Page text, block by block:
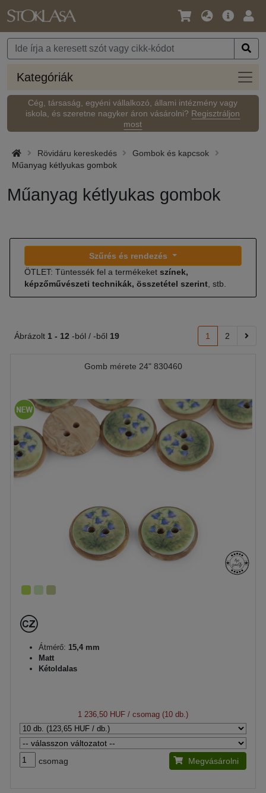
Nyelv
Pénznem
Fő
Kategóriák
Cég, társaság, egyéni vállalkozó, állami intézmény vagy
iskola, és szeretne nagyker áron vásárolni? Regisztráljon
most
Rövidáru kereskedés
Gombok és kapcsok
Műanyag kétlyukas gombok
Műanyag kétlyukas gombok
Szűrés és rendezés
ÖTLET: Tüntessék fel a termékeket színek,
képzőművészeti technikák, összetétel szerint , stb.
Ábrázolt 1 - 12 -ból / -ből 19 1 2
Gomb mérete 24" 830460
Átmérő: 15,4 mm
Matt
Kétoldalas
1 236,50 HUF / csomag (10 db.)
csomag Megvásárolni